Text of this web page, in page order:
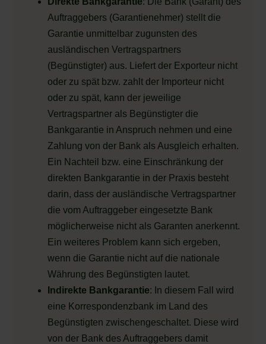
Auftraggebers (Garantienehmer) stellt die
Garantie unmittelbar zugunsten des
ausländischen Vertragspartners
(Begünstigter) aus. Liefert der Exporteur nicht
oder zu spät bzw. zahlt der Importeur nicht
oder zu spät, kann der jeweilige
Vertragspartner als Begünstigter die
Bankgarantie in Anspruch nehmen und eine
Zahlung von der Bank als Ausgleich erhalten.
Ein Nachteil bzw. eine Einschränkung der
direkten Bankgarantie in der Praxis besteht
darin, dass der ausländische Vertragspartner
die vom Auftraggeber eingesetzte Bank
möglicherweise nicht als Garanten anerkennt.
Ein weiteres Problem kann sich ergeben,
wenn die Garantie nicht auf die nationale
Währung des Begünstigten lautet.
Indirekte Bankgarantie: In diesem Fall wird
eine Korrespondenzbank im Land des
Begünstigten zwischengeschaltet. Diese wird
von der Bank des Auftraggebers damit